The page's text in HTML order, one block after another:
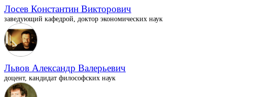
Лосев Константин Викторович
заведующий кафедрой, доктор экономических наук
Львов Александр Валерьевич
доцент, кандидат философских наук